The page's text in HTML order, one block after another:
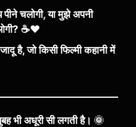
पीने चलोगी, या मुझे अपनी
☕❤️
है, जो किसी फिल्मी कहानी में
भी अधूरी सी लगती है। 🌞